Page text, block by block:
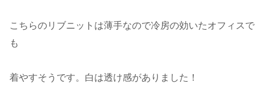
こちらのリブニットは薄手なので冷房の効いたオフィスで
も
着やすそうです。白は透け感がありました！